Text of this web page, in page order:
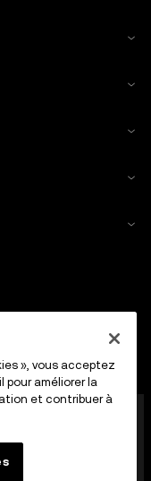
par l'Autorité
autorisé à fournir (i)
(ii) des
», vous acceptez
pour améliorer la
et contribuer à